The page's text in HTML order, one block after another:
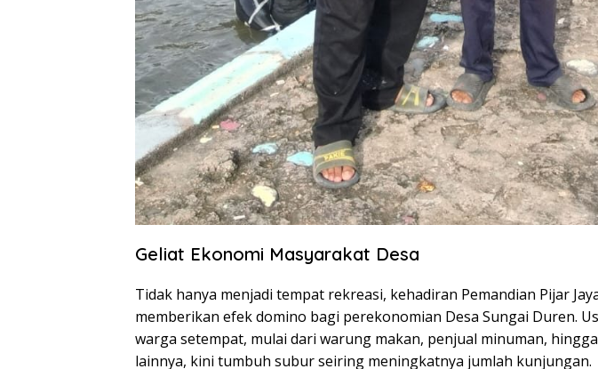
Geliat Ekonomi Masyarakat Desa
Tidak hanya menjadi tempat rekreasi, kehadiran Pemandian Pijar
memberikan efek domino bagi perekonomian Desa Sungai Duren.
warga setempat, mulai dari warung makan, penjual minuman,
lainnya, kini tumbuh subur seiring meningkatnya jumlah kunjungan.